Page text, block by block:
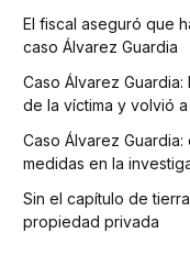
El fiscal aseguró que
caso Álvarez Guardia
Caso Álvarez
de la víctima y volvió a
Caso Álvarez
medidas en la
Sin el capítulo de
propiedad privada